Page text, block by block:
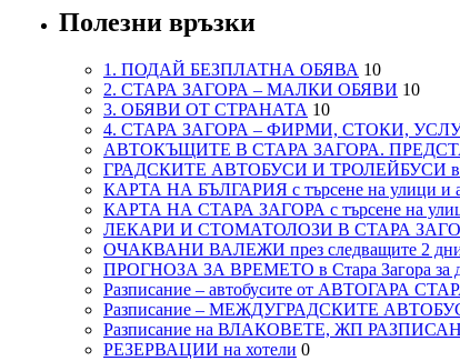
Полезни връзки
1. ПОДАЙ БЕЗПЛАТНА ОБЯВА 10
2. СТАРА ЗАГОРА – МАЛКИ ОБЯВИ 10
3. ОБЯВИ ОТ СТРАНАТА 10
4. СТАРА ЗАГОРА – ФИРМИ, СТОКИ,
АВТОКЪЩИТЕ В СТАРА ЗАГОРА.
ГРАДСКИТЕ АВТОБУСИ И ТРОЛЕЙБУСИ в
КАРТА НА БЪЛГАРИЯ с търсене на улици и
КАРТА НА СТАРА ЗАГОРА с търсене на
ЛЕКАРИ И СТОМАТОЛОЗИ В СТАРА
ОЧАКВАНИ ВАЛЕЖИ през следващите 2 дни –
ПРОГНОЗА ЗА ВРЕМЕТО в Стара Загора за
Разписание – автобусите от АВТОГАРА
Разписание – МЕЖДУГРАДСКИТЕ
Разписание на ВЛАКОВЕТЕ, ЖП
РЕЗЕРВАЦИИ на хотели 0